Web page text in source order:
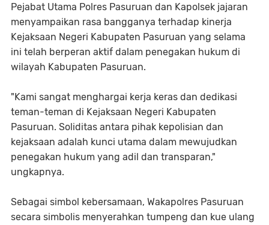
Pejabat Utama Polres Pasuruan dan Kapolsek jajaran
menyampaikan rasa bangganya terhadap kinerja
Kejaksaan Negeri Kabupaten Pasuruan yang selama
ini telah berperan aktif dalam penegakan hukum di
wilayah Kabupaten Pasuruan.
"Kami sangat menghargai kerja keras dan dedikasi
teman-teman di Kejaksaan Negeri Kabupaten
Pasuruan. Soliditas antara pihak kepolisian dan
kejaksaan adalah kunci utama dalam mewujudkan
penegakan hukum yang adil dan transparan,"
ungkapnya.
Sebagai simbol kebersamaan, Wakapolres Pasuruan
secara simbolis menyerahkan tumpeng dan kue ulang